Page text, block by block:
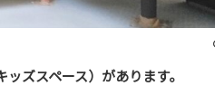
ズスペース）があります。